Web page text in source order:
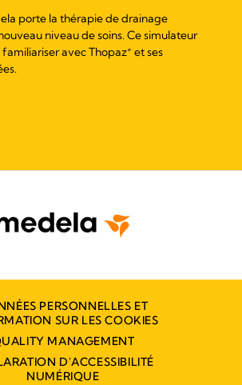
porte la thérapie de drainage
niveau de soins. Ce simulateur
familiariser avecThopaz+ et ses
PERSONNELLES ET
SUR LES COOKIES
MANAGEMENT
D'ACCESSIBILITÉ
NUMÉRIQUE